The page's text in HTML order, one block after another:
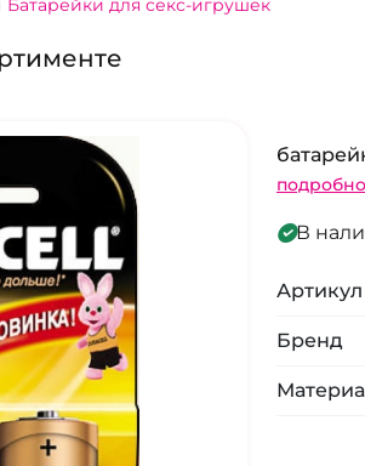
Батарейки для секс-игрушек
В
Артикул
Бренд